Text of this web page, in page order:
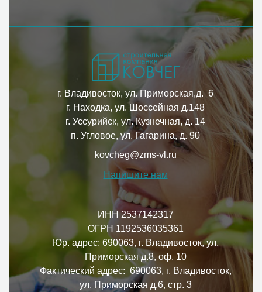
г. Владивосток, ул. Приморская,д. 6
г. Находка, ул. Шоссейная д.148
г. Уссурийск, ул. Кузнечная, д. 14
п. Угловое, ул. Гагарина, д. 90
kovcheg@zms-vl.ru
Напишите нам
ИНН 2537142317
ОГРН 1192536035361
Юр. адрес: 690063, г. Владивосток, ул.
Приморская д.8, оф. 10
Фактический адрес: 690063, г. Владивосток,
ул. Приморская д.6, стр. 3